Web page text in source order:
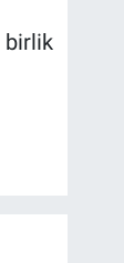
birlik